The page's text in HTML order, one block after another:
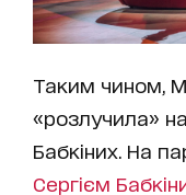
Таким чином,
«розлучила»
Бабкіних. На
Сергієм